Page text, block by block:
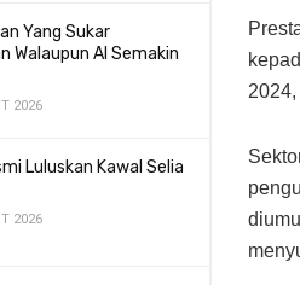
Yang Sukar
Walaupun AI Semakin
2026
Luluskan Kawal Selia
2026
2024,